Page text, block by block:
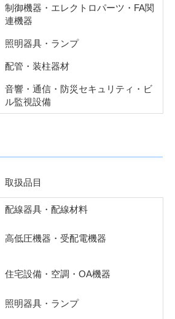
制御機器・エレクトロパーツ・FA関
連機器
照明器具・ランプ
配管・装柱器材
音響・通信・防災セキュリティ・ビ
ル監視設備
取扱品目
配線器具・配線材料
高低圧機器・受配電機器
住宅設備・空調・OA機器
照明器具・ランプ